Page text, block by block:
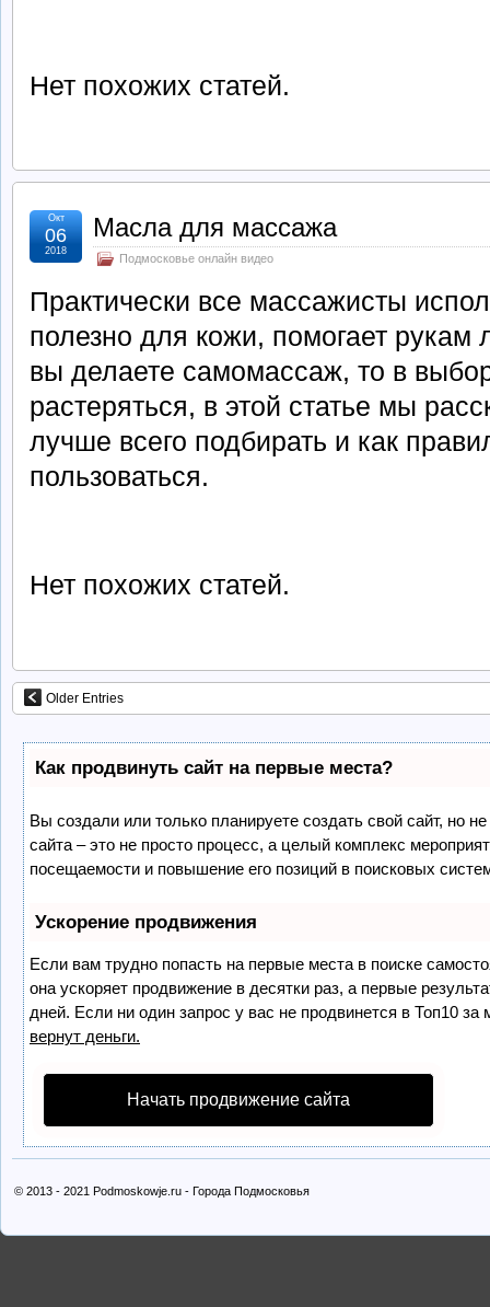
Нет похожих статей.
Масла для массажа
Подмосковье онлайн видео
Окт
06
2018
Практически все массажисты
полезно для кожи, помогает рукам
вы делаете самомассаж, то в
растеряться, в этой статье мы
лучше всего подбирать и как
пользоваться.
Нет похожих статей.
Older Entries
Как продвинуть сайт на первые места?
Вы создали или только планируете создать свой сайт, но
сайта – это не просто процесс, а целый комплекс
посещаемости и повышение его позиций в поисковых
Ускорение продвижения
Если вам трудно попасть на первые места в поиске
она ускоряет продвижение в десятки раз, а первые
дней. Если ни один запрос у вас не продвинется в Топ10 за
вернут деньги.
Начать продвижение сайта
© 2013 - 2021 Podmoskowje.ru - Города Подмосковья